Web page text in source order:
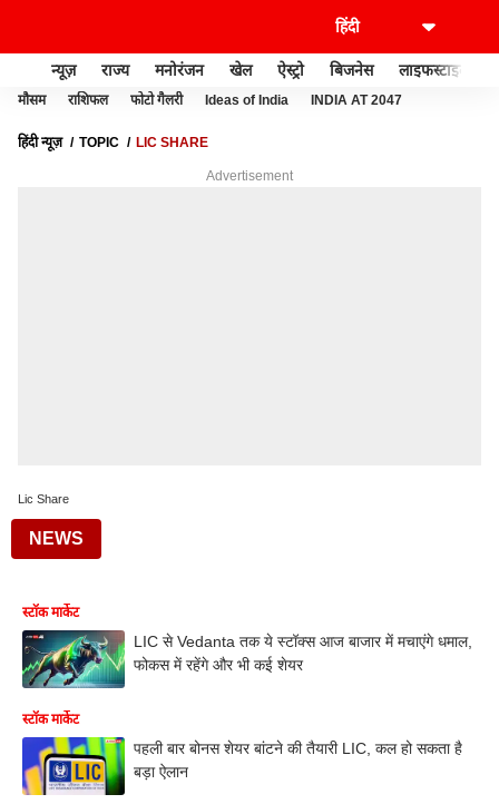
न्यूज़ राज्य मनोरंजन खेल ऐस्ट्रो बिजनेस लाइफस्टाइल
मौसम राशिफल फोटो गैलरी Ideas of India INDIA AT 2047
हिंदी न्यूज़ TOPIC LIC SHARE
Advertisement
Lic Share
NEWS
स्टॉक मार्केट
LIC से Vedanta तक ये स्टॉक्स आज बाजार में मचाएंगे धमाल,
फोकस में रहेंगे और भी कई शेयर
स्टॉक मार्केट
पहली बार बोनस शेयर बांटने की तैयारी LIC, कल हो सकता है
बड़ा ऐलान